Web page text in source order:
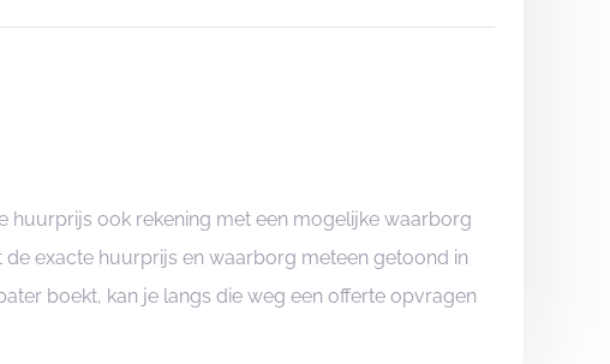
huurprijs ook rekening met een mogelijke waarborg
exacte huurprijs en waarborg meteen getoond in
boekt, kan je langs die weg een offerte opvragen